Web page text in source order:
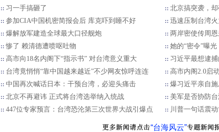
习一手搞砸了
北京搞突袭，
参加CIA中国机密简报会后 库克吓到睡不好
迅速压制台湾
爆解放军建造全球最大口径舰炮
两岸密使传周
惨了 赖清德遭喷呕吐物
她的“密令”曝
高市向18名内阁下“指示书” 对台湾意义重大
习近平最想逮
台湾竟悄悄“靠中国越来越近”不少网友惊呼连连
高市内阁2.0启
中国再次喊话日本：干预台湾，必迎头痛击
爆习近平亲自
北京不再避讳 正式将台湾选举纳入统战
美军是否协防
447位专家预言：台湾恐沦第三次世界大战引爆点
川普一句话震
“台海风云”